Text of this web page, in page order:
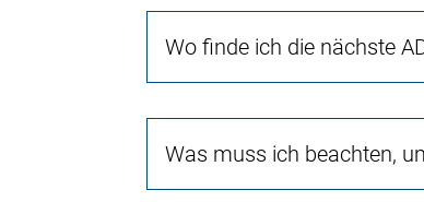
Wo finde ich die nächste
Was muss ich beachten,